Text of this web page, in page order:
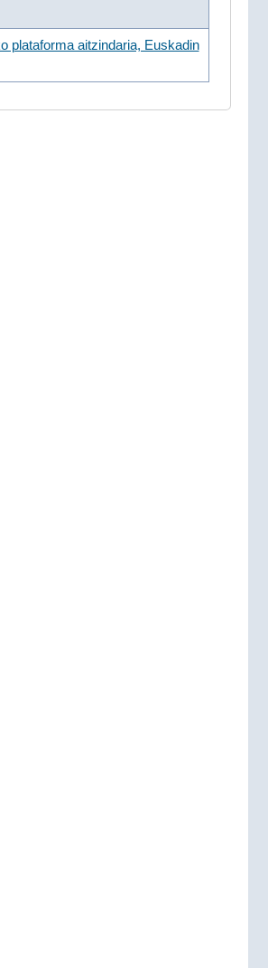
plataforma aitzindaria, Euskadin